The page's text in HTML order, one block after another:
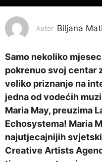
p
r
i
e
3
g
o
d
i
n
e
Autor Biljana
Samo nekoliko
pokrenuo svoj centar
veliko priznanje na
jedna od vodećih
Maria May, preuzima
Echosystema! Maria
najutjecajnijih
Creative Artists